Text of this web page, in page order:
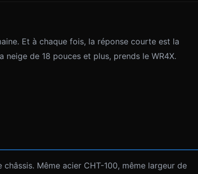
Et à chaque fois, la réponse courte est la
de 18 pouces et plus, prends le WR4X.
Même acier CHT-100, même largeur de